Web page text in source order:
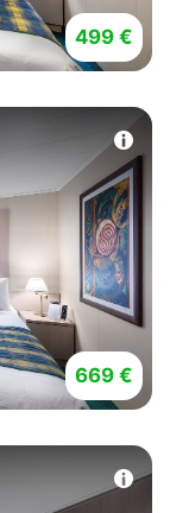
499 €
669 €